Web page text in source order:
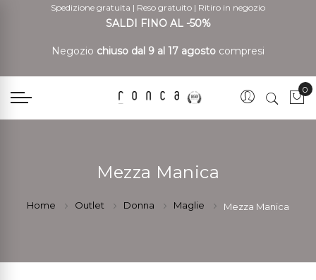
Spedizione gratuita | Reso gratuito | Ritiro in negozio
SALDI FINO AL -50%
Negozio chiuso dal 9 al 17 agosto compresi
0
Mezza Manica
Home Outlet Donna Maglie Mezza Manica